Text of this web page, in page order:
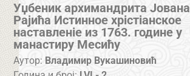
Уџбеник архимандрита Јована
Рајића Истинное хрістіанское
наставленіе из 1763. године у
манастиру Месићу
Аутор: Владимир Вукашиновић